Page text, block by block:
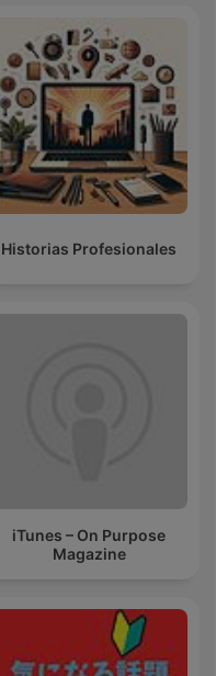
Historias Profesionales
iTunes – On Purpose
Magazine